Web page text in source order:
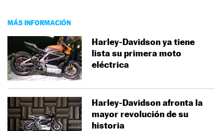
MÁS INFORMACIÓN
Harley-Davidson ya tiene
lista su primera moto
eléctrica
Harley-Davidson afronta la
mayor revolución de su
historia